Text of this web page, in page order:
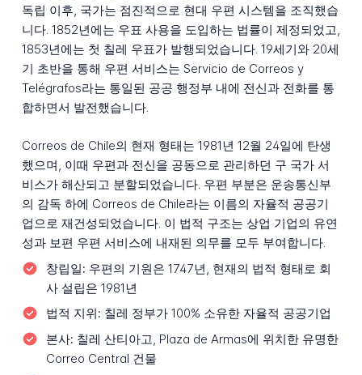
독립 이후, 국가는 점진적으로 현대 우편 시스템을 조직했습
니다. 1852년에는 우표 사용을 도입하는 법률이 제정되었고,
1853년에는 첫 칠레 우표가 발행되었습니다. 19세기와 20세
기 초반을 통해 우편 서비스는 Servicio de Correos y
Telégrafos라는 통일된 공공 행정부 내에 전신과 전화를 통
합하면서 발전했습니다.
Correos de Chile의 현재 형태는 1981년 12월 24일에 탄생
했으며, 이때 우편과 전신을 공동으로 관리하던 구 국가 서
비스가 해산되고 분할되었습니다. 우편 부분은 운송통신부
의 감독 하에 Correos de Chile라는 이름의 자율적 공공기
업으로 재건성되었습니다. 이 법적 구조는 상업 기업의 유연
성과 보편 우편 서비스에 내재된 의무를 모두 부여합니다.
창립일: 우편의 기원은 1747년, 현재의 법적 형태로 회
사 설립은 1981년
법적 지위: 칠레 정부가 100% 소유한 자율적 공공기업
본사: 칠레 산티아고, Plaza de Armas에 위치한 유명한
Correo Central 건물